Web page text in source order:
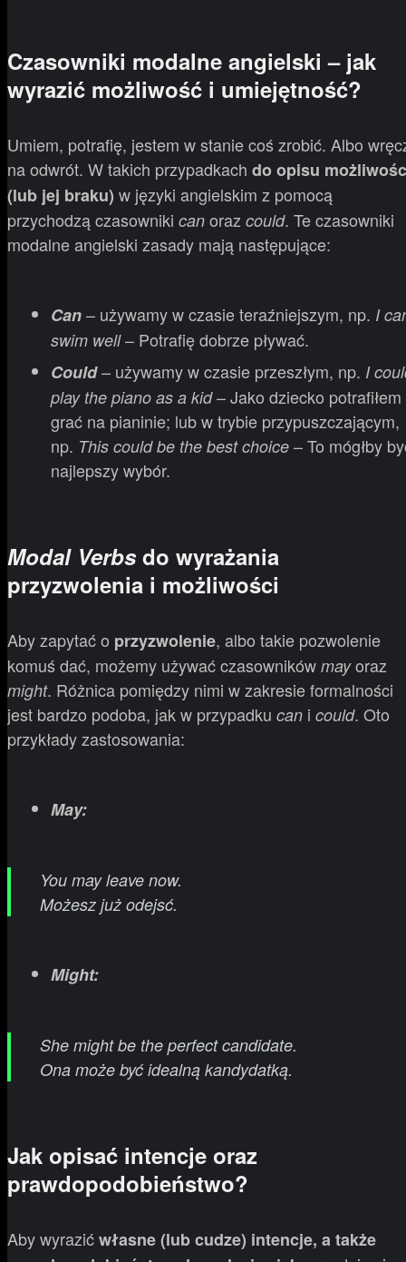
Czasowniki modalne angielski – jak
wyrazić możliwość i umiejętność?
Umiem, potrafię, jestem w stanie coś zrobić. Albo
na odwrót. W takich przypadkach do opisu
(lub jej braku) w języki angielskim z pomocą
przychodzą czasowniki can oraz could. Te czasowniki
modalne angielski zasady mają następujące:
Can– używamy w czasie teraźniejszym, np. I
swim well– Potrafię dobrze pływać.
Could– używamy w czasie przeszłym, np. I
play the piano as a kid– Jako dziecko potrafiłem
grać na pianinie; lub w trybie przypuszczającym,
np. This could be the best choice – To mógłby
najlepszy wybór.
Modal Verbsdo wyrażania
przyzwolenia i możliwości
Aby zapytać o przyzwolenie, albo takie pozwolenie
komuś dać, możemy używać czasowników mayoraz
might. Różnica pomiędzy nimi w zakresie formalności
jest bardzo podoba, jak w przypadku can i could. Oto
przykłady zastosowania:
May:
You may leave now.
Możesz już odejsć.
Might:
She might be the perfect candidate.
Ona może być idealną kandydatką.
Jak opisać intencje oraz
prawdopodobieństwo?
Aby wyrazićwłasne (lub cudze) intencje, a także